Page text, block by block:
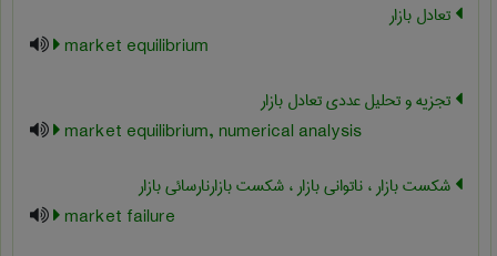
تعادل بازار
market equilibrium
تجزیه و تحلیل عددی تعادل بازار
market equilibrium, numerical analysis
شکست بازار ، ناتوانی بازار ، شکست بازارنارسائی بازار
market failure